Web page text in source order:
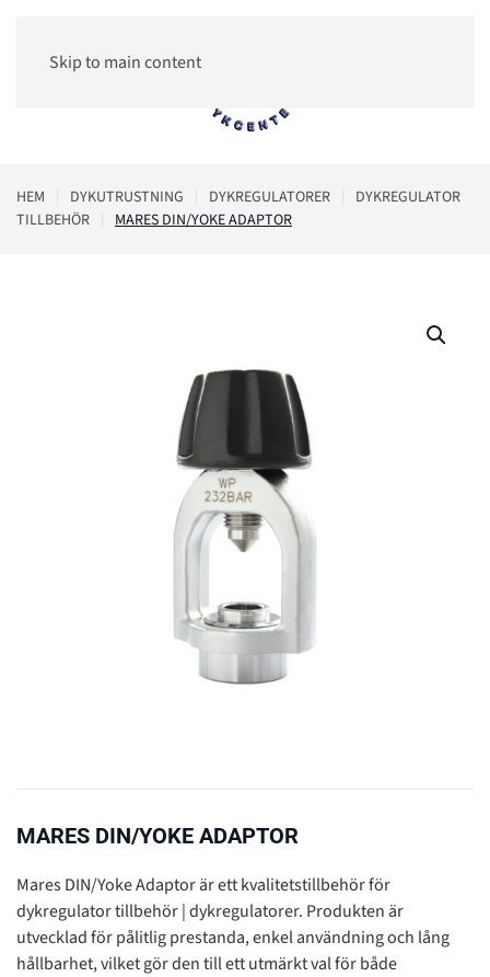
Skip to main content
HEM DYKUTRUSTNING DYKREGULATORER
DYKREGULATOR
TILLBEHÖR
MARES DIN/YOKE ADAPTOR
MARES DIN/YOKE ADAPTOR
Mares DIN/Yoke Adaptor är ett kvalitetstillbehör för
dykregulator tillbehör | dykregulatorer. Produkten är
utvecklad för pålitlig prestanda, enkel användning och lång
hållbarhet, vilket gör den till ett utmärkt val för både